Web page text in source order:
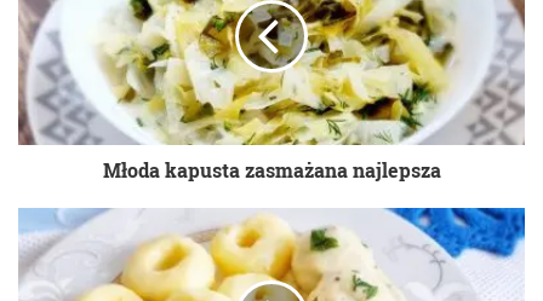
Młoda kapusta zasmażana najlepsza